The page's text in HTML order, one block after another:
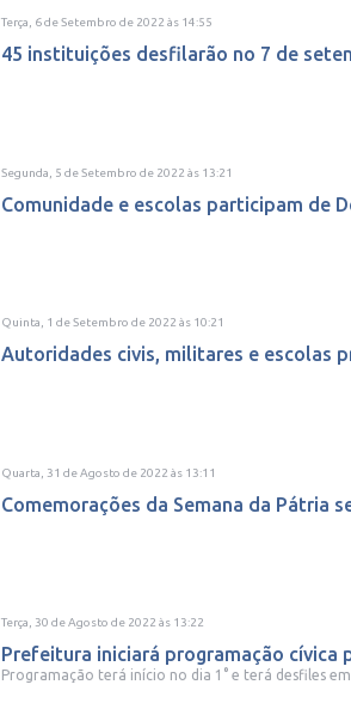
Terça, 6 de Setembro de 2022 às 14:55
45 instituições desfilarão no 7 de
Segunda, 5 de Setembro de 2022 às 13:21
Comunidade e escolas participam de
Quinta, 1 de Setembro de 2022 às 10:21
Autoridades civis, militares e escolas
Quarta, 31 de Agosto de 2022 às 13:11
Comemorações da Semana da Pátria
Terça, 30 de Agosto de 2022 às 13:22
Prefeitura iniciará programação cívica
Programação terá início no dia 1° e terá desfiles